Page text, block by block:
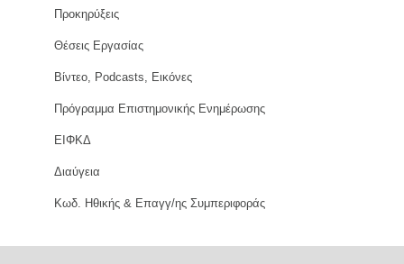
Προκηρύξεις
Θέσεις Εργασίας
Βίντεο, Podcasts, Εικόνες
Πρόγραμμα Επιστημονικής Ενημέρωσης
ΕΙΦΚΔ
Διαύγεια
Κωδ. Ηθικής & Επαγγ/ης Συμπεριφοράς